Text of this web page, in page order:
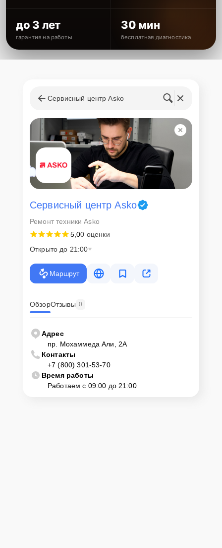
до 3 лет
гарантия на работы
30 мин
бесплатная диагностика
Сервисный центр Asko
Сервисный центр Asko
Ремонт техники Asko
5,00 оценки
Открыто до 21:00
Маршрут
ОбзорОтзывы 0
Адрес
пр. Мохаммеда Али, 2А
Контакты
+7 (800) 301-53-70
Время работы
Работаем с 09:00 до 21:00